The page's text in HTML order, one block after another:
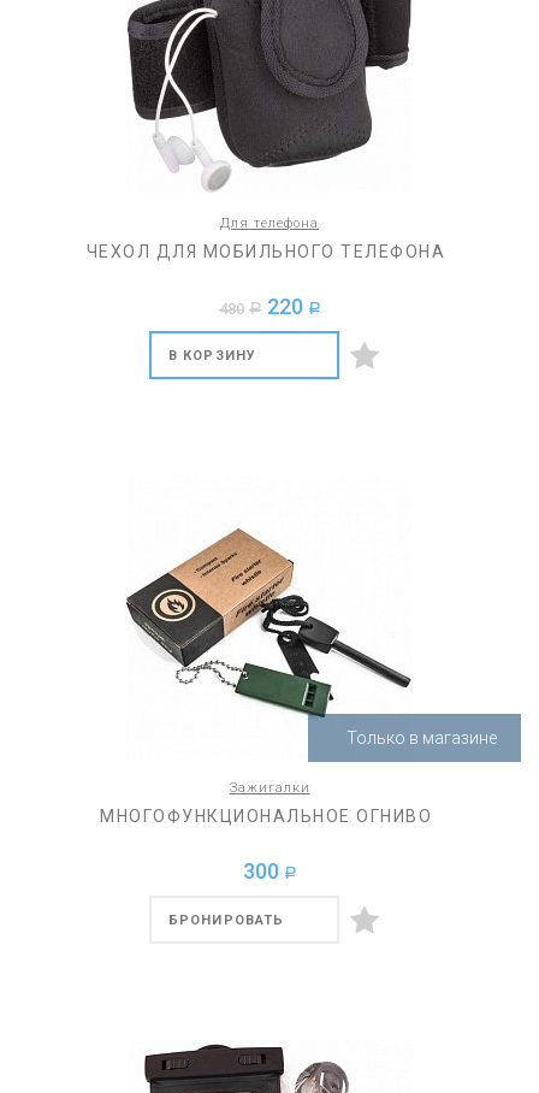
Для телефона
ЧЕХОЛ ДЛЯ МОБИЛЬНОГО ТЕЛЕФОНА
480 a 220 a
В КОРЗИНУ
Только в магазине
Зажигалки
МНОГОФУНКЦИОНАЛЬНОЕ ОГНИВО
300 a
БРОНИРОВАТЬ